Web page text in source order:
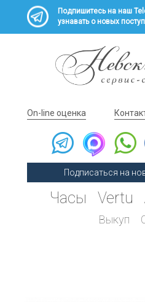
Подпишитесь на наш
узнавать о новых
On-line оценка
Подписаться на
Часы Vertu
Выкуп